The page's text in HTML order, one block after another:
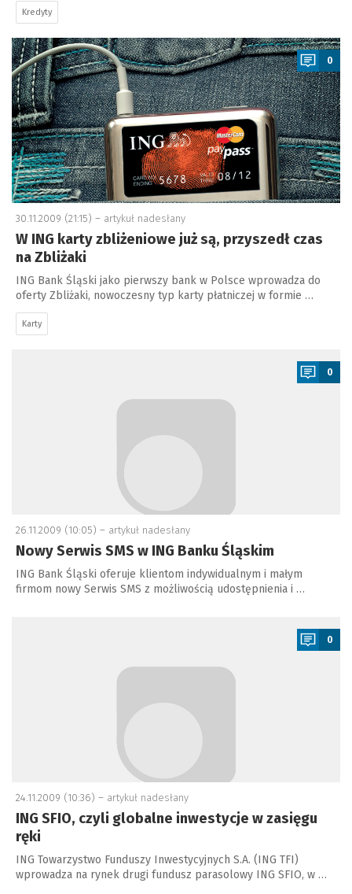
Kredyty
a
0
30.11.2009 (21:15) – artykuł nadesłany
W ING karty zbliżeniowe już są, przyszedł czas
na Zbliżaki
ING Bank Śląski jako pierwszy bank w Polsce wprowadza do
oferty Zbliżaki, nowoczesny typ karty płatniczej w formie …
Karty
0
26.11.2009 (10:05) – artykuł nadesłany
Nowy Serwis SMS w ING Banku Śląskim
ING Bank Śląski oferuje klientom indywidualnym i małym
firmom nowy Serwis SMS z możliwością udostępnienia i …
0
24.11.2009 (10:36) – artykuł nadesłany
ING SFIO, czyli globalne inwestycje w zasięgu
ręki
ING Towarzystwo Funduszy Inwestycyjnych S.A. (ING TFI)
wprowadza na rynek drugi fundusz parasolowy ING SFIO, w …